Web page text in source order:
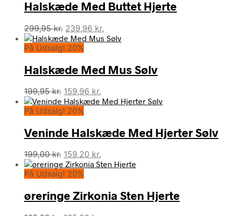
Halskæde Med Buttet Hjerte
299,95kr. Den
oprindelige
pris
299,95 kr..
239,96 kr.
aktuelle
239,96 kr..
På Udsalg! 20%
Halskæde Med Mus Sølv
199,95kr. Den
oprindelige
pris
199,95 kr..
159,96 kr.
aktuelle
159,96 kr..
På Udsalg! 20%
Veninde Halskæde Med Hjerter Sølv
199,00kr. Den
oprindelige
pris
199,00 kr..
159,20 kr.
aktuelle
159,20 kr..
På Udsalg! 20%
øreringe Zirkonia Sten Hjerte